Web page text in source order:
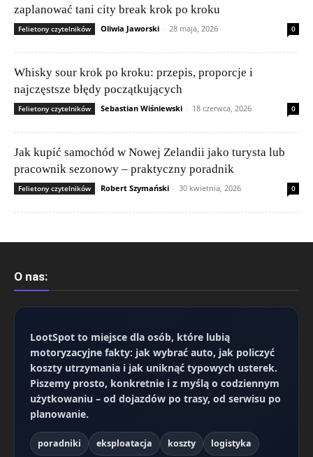
zaplanować tani city break krok po kroku
Felietony czytelników Oliwia Jaworski - 28 maja, 2026 0
Whisky sour krok po kroku: przepis, proporcje i
najczęstsze błędy początkujących
Felietony czytelników Sebastian Wiśniewski - 18 czerwca, 2026 0
Jak kupić samochód w Nowej Zelandii jako turysta lub
pracownik sezonowy – praktyczny poradnik
Felietony czytelników Robert Szymański - 30 kwietnia, 2026 0
O nas:
LootSpot to miejsce dla osób, które lubią
motoryzacyjne fakty: jak wybrać auto, jak policzyć
koszty utrzymania i jak uniknąć typowych usterek.
Piszemy prosto, konkretnie i z myślą o codziennym
użytkowaniu – od dojazdów po trasy, od serwisu po
planowanie.
poradniki eksploatacja koszty logistyka